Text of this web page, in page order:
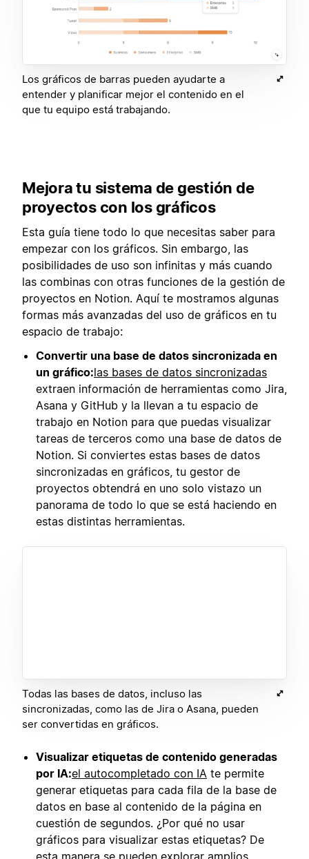
Los gráficos de barras pueden ayudarte a
entender y planificar mejor el contenido en el
que tu equipo está trabajando.
Mejora tu sistema de gestión de
proyectos con los gráficos
Esta guía tiene todo lo que necesitas saber para
empezar con los gráficos. Sin embargo, las
posibilidades de uso son infinitas y más cuando
las combinas con otras funciones de la gestión de
proyectos en Notion. Aquí te mostramos algunas
formas más avanzadas del uso de gráficos en tu
espacio de trabajo:
Convertir una base de datos sincronizada en
un gráfico:las bases de datos sincronizadas
extraen información de herramientas como Jira,
Asana y GitHub y la llevan a tu espacio de
trabajo en Notion para que puedas visualizar
tareas de terceros como una base de datos de
Notion. Si conviertes estas bases de datos
sincronizadas en gráficos, tu gestor de
proyectos obtendrá en uno solo vistazo un
panorama de todo lo que se está haciendo en
estas distintas herramientas.
Todas las bases de datos, incluso las
sincronizadas, como las de Jira o Asana, pueden
ser convertidas en gráficos.
Visualizar etiquetas de contenido generadas
por IA:el autocompletado con IA te permite
generar etiquetas para cada fila de la base de
datos en base al contenido de la página en
cuestión de segundos. ¿Por qué no usar
gráficos para visualizar estas etiquetas? De
esta manera se pueden explorar amplios